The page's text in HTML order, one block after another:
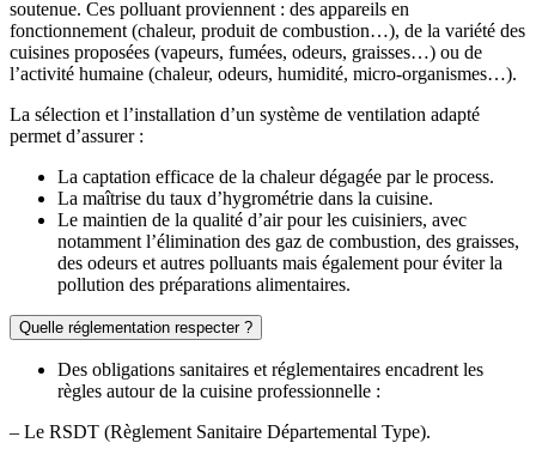
soutenue. Ces polluant proviennent : des appareils en
fonctionnement (chaleur, produit de combustion…), de la variété des
cuisines proposées (vapeurs, fumées, odeurs, graisses…) ou de
l’activité humaine (chaleur, odeurs, humidité, micro-organismes…).
La sélection et l’installation d’un système de ventilation adapté
permet d’assurer :
La captation efficace de la chaleur dégagée par le process.
La maîtrise du taux d’hygrométrie dans la cuisine.
Le maintien de la qualité d’air pour les cuisiniers, avec
notamment l’élimination des gaz de combustion, des graisses,
des odeurs et autres polluants mais également pour éviter la
pollution des préparations alimentaires.
Quelle réglementation respecter ?
Des obligations sanitaires et réglementaires encadrent les
règles autour de la cuisine professionnelle :
– Le RSDT (Règlement Sanitaire Départemental Type).